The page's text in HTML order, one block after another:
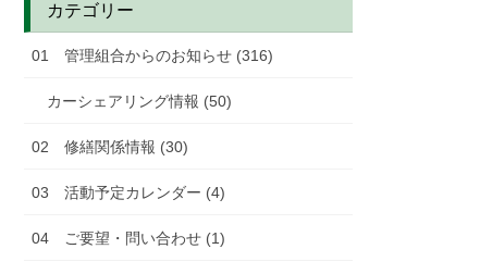
カテゴリー
01 管理組合からのお知らせ (316)
カーシェアリング情報 (50)
02 修繕関係情報 (30)
03 活動予定カレンダー (4)
04 ご要望・問い合わせ (1)